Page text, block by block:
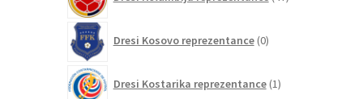
izdelkov
Dresi Kosovo reprezentance 0izdelkov
Dresi Kostarika reprezentance 1izdelek